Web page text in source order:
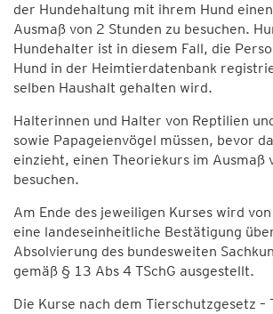
der Hundehaltung mit ihrem Hund
Ausmaß von 2 Stunden zu besuchen.
Hundehalter ist in diesem Fall, die
Hund in der Heimtierdatenbank
selben Haushalt gehalten wird.
Halterinnen und Halter von Reptilien
sowie Papageienvögel müssen, bevor
einzieht, einen Theoriekurs im Ausmaß
besuchen.
Am Ende des jeweiligen Kurses wird
eine landeseinheitliche Bestätigung
Absolvierung des bundesweiten
gemäß § 13 Abs 4 TSchG ausgestellt.
Die Kurse nach dem Tierschutzgesetz –